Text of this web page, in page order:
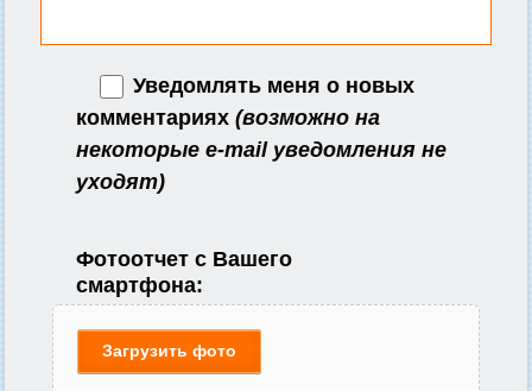
Уведомлять меня о новых
комментариях (возможно на
некоторые e-mail уведомления не
уходят)
Фотоотчет с Вашего
смартфона:
Загрузить фото